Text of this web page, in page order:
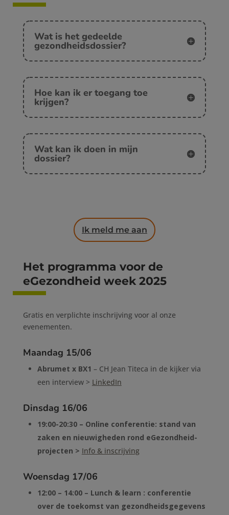
Wat is het gedeelde
gezondheidsdossier?
Hoe kan ik er toegang toe
krijgen?
Wat kan ik doen in mijn
dossier?
Ik meld me aan
Het programma voor de
eGezondheid week 2025
Gratis en verplichte inschrijving voor al onze
evenementen.
Maandag 15/06
Abrumet x BX1 – CH Jean Titeca in de kijker via
een interview > LinkedIn
Dinsdag 16/06
19:00-20:30 – Online conferentie: stand van
zaken en nieuwigheden rond eGezondheid-
projecten > Info & inscrijving
Woensdag 17/06
12:00 – 14:00 – Lunch & learn : conferentie
over de toekomst van gezondheidsgegevens